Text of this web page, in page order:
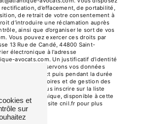
rectification, d’effacement, de portabilité,
de retrait de votre consentement à
d’introduire une réclamation auprès
ainsi que d’organiser le sort de vos
Vous pouvez exercer ces droits par
13 Rue de Candé, 44800 Saint-
électronique à l'adresse
avocats.com. Un justificatif d'identité
Nous conservons vos données
prise de contact puis pendant la durée
aux fins probatoires et de gestion des
le droit de vous inscrire sur la liste
téléphonique, disponible à cette
. Consultez le site cnil.fr pour plus
droits.
et
sur